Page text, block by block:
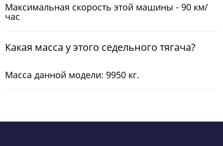
Максимальная скорость этой машины - 90 км/
час
Какая масса у этого седельного тягача?
Масса данной модели: 9950 кг.